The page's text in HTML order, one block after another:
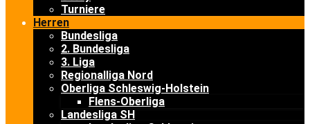
Turniere
Herren
Bundesliga
2. Bundesliga
3. Liga
Regionalliga Nord
Oberliga Schleswig-Holstein
Flens-Oberliga
Landesliga SH